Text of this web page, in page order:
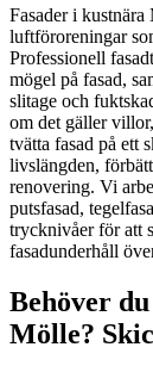
Fasader i
luftföroreningar
Professionell
mögel på fasad,
slitage och
om det gäller
tvätta fasad på ett
livslängden,
renovering. Vi
putsfasad,
trycknivåer för att
fasadunderhåll
Behöver
Mölle?